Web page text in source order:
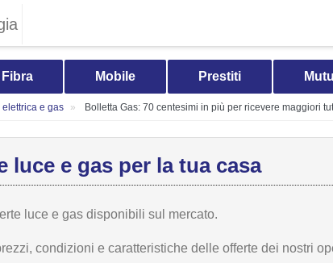
Mobile Prestiti
e gas Bolletta Gas: 70 centesimi in più per ricevere maggiori
luce e gas per la tua casa
luce e gas disponibili sul mercato.
condizioni e caratteristiche delle offerte dei nostri